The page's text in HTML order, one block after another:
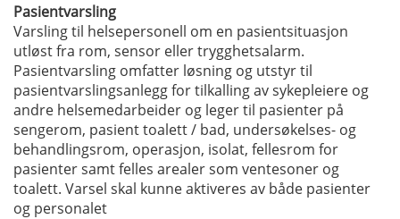
Pasientvarsling
Varsling til helsepersonell om en pasientsituasjon
utløst fra rom, sensor eller trygghetsalarm.
Pasientvarsling omfatter løsning og utstyr til
pasientvarslingsanlegg for tilkalling av sykepleiere og
andre helsemedarbeider og leger til pasienter på
sengerom, pasient toalett / bad, undersøkelses- og
behandlingsrom, operasjon, isolat, fellesrom for
pasienter samt felles arealer som ventesoner og
toalett. Varsel skal kunne aktiveres av både pasienter
og personalet